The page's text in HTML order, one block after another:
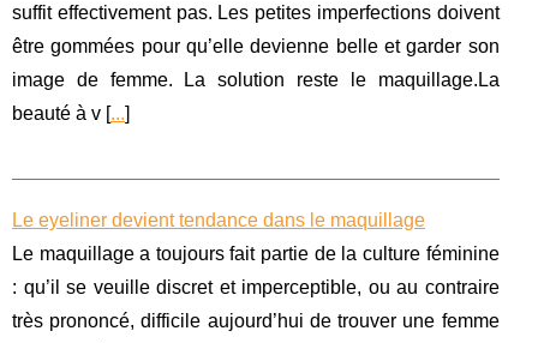
suffit effectivement pas. Les petites imperfections doivent
être gommées pour qu’elle devienne belle et garder son
image de femme. La solution reste le maquillage.La
beauté à v [...]
Le eyeliner devient tendance dans le maquillage
Le maquillage a toujours fait partie de la culture féminine
: qu’il se veuille discret et imperceptible, ou au contraire
très prononcé, difficile aujourd’hui de trouver une femme